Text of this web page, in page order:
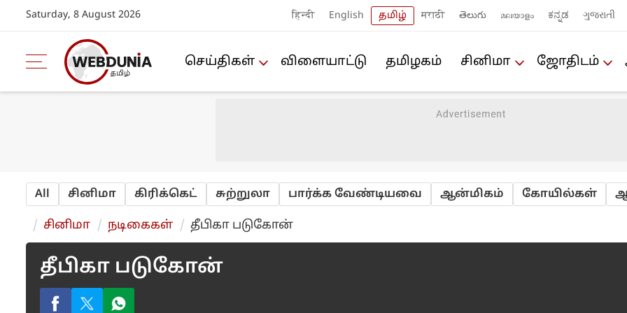
Saturday, 8 August 2026 हिन्दी English தமிழ் मराठी తెలుగు മലയാളം ಕನ್ನಡ ગુજરાતી
செய்திகள் விளையா‌ட்டு த‌மிழக‌ம் சினிமா ஜோ‌திட‌ம்
All சினிமா ‌‌கி‌ரி‌க்கெ‌ட் சுற்றுலா பா‌ர்‌க்க வே‌ண்டியவை ஆன்மிகம் கோ‌யி‌ல்க‌ள்
சினிமா நடிகைக‌ள் தீபிகா படுகோன்
தீபிகா படுகோன்